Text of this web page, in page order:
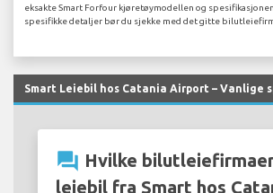
eksakte Smart Forfour kjøretøymodellen og
spesifikke detaljer bør du sjekke med det gitte
Smart Leiebil hos Catania Airport – Vanlige
question_answer Hvilke
leiebil fra Smart hos